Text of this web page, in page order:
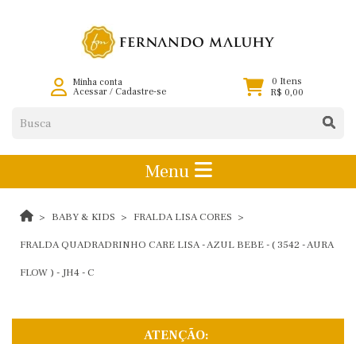
Minha conta
Acessar/ Cadastre-se
0 Itens
R$ 0,00
Menu
BABY & KIDS FRALDA LISA CORES
FRALDA QUADRADRINHO CARE LISA - AZUL BEBE - ( 3542 - AURA
FLOW ) - JH4 - C
ATENÇÃO: